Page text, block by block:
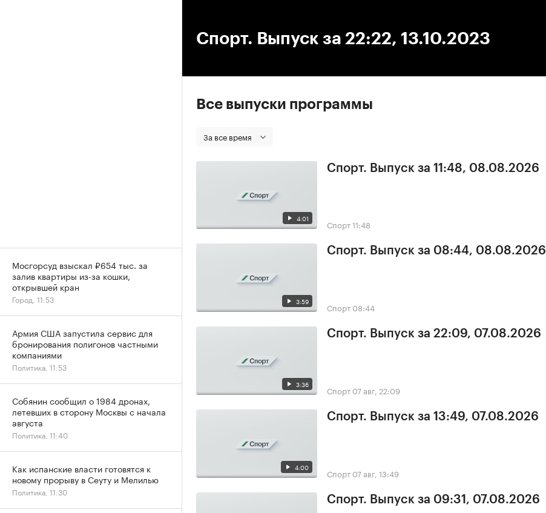
Спорт. Выпуск за 22:22, 13.10.2023
Все выпуски программы
За все время
4:01
Спорт. Выпуск за 11:48, 08.08.2026
Спорт11:48
3:59
Спорт. Выпуск за 08:44, 08.08.2026
Спорт 08:44
3:36
Спорт. Выпуск за 22:09, 07.08.2026
Спорт 07 авг, 22:09
4:00
Спорт. Выпуск за 13:49, 07.08.2026
Спорт 07 авг, 13:49
Спорт. Выпуск за 09:31, 07.08.2026
Мосгорсуд взыскал ₽654 тыс. за
залив квартиры из-за кошки,
открывшей кран
Город, 11:53
Армия США запустила сервис для
бронирования полигонов частными
компаниями
Политика, 11:53
Собянин сообщил о 1984 дронах,
летевших в сторону Москвы с начала
августа
Политика, 11:40
Как испанские власти готовятся к
новому прорыву в Сеуту и Мелилью
Политика, 11:30